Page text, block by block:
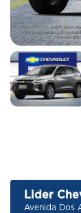
Lider
Avenida Dos